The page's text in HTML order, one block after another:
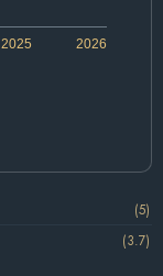
2026
2025
(5)
(3.7)